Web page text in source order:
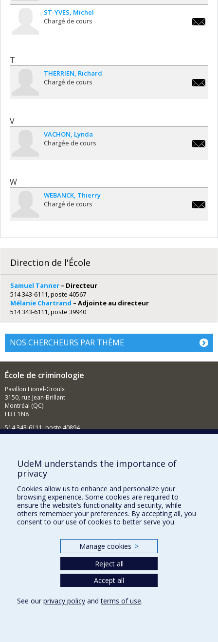
ST-YVES Michel
Chargé de cours
T
THERRIEN Richard
Chargé de cours
V
VACHON Lynda
Chargée de cours
W
WEBANCK Thierry
Chargé de cours
Direction de l'École
Samuel Tanner – Directeur
514 343-6111, poste 40567
Mélanie Chartrand – Adjointe au directeur
514 343-6111, poste 39940
NOS CHERCHEURS PAR THÈME
École de criminologie
Pavillon Lionel-Groulx
3150, rue Jean-Brillant
Montréal (QC)
H3T 1N8
514 343-6111, poste 40894
Comment soutenir l'École?
BESOIN D'AIDE?
Plan du site
Signaler une erreur
Accessibilité
Nos départements et écoles
UdeM understands the importance of
privacy
Cookies allow us to enhance and personalize your
browsing experience. Some cookies are required to
ensure the website’s functionality and security, while
others remember your preferences. By accepting all, you
consent to our use of cookies to better serve you.
Manage cookies >
Reject all
Accept all
See our privacy policy andterms of use.